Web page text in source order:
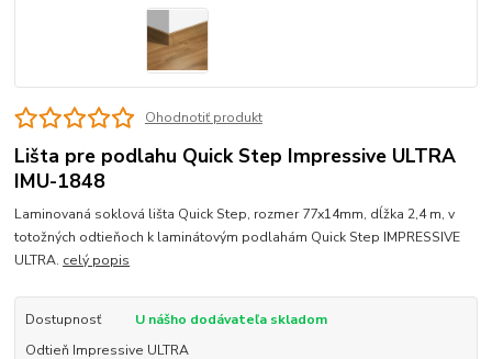
Ohodnotiť produkt
Lišta pre podlahu Quick Step Impressive ULTRA
IMU-1848
Laminovaná soklová lišta Quick Step, rozmer 77x14mm, dĺžka 2,4 m, v
totožných odtieňoch k laminátovým podlahám Quick Step IMPRESSIVE
ULTRA. celý popis
Dostupnosť
U nášho dodávateľa skladom
Odtieň Impressive ULTRA